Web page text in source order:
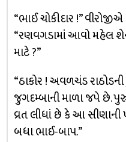
“ભાઈ ચોકીદાર !”
“રણવગડામાં આવો મહેલ
માટે ?”
“ઠાકોર ! અવળચંડ
જુગદમ્બાની માળા જપે છે.
વ્રત લીધાં છે કે આ
બધા ભાઈ-બાપ.”